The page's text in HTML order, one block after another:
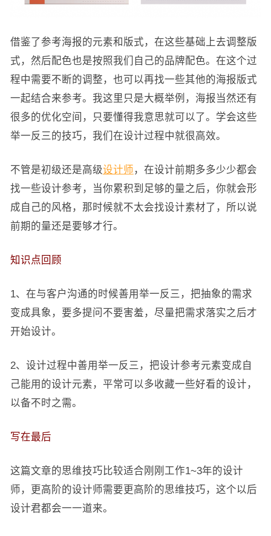
借鉴了参考海报的元素和版式，在这些基础上去调整版
式，然后配色也是按照我们自己的品牌配色。在这个过
程中需要不断的调整，也可以再找一些其他的海报版式
一起结合来参考。我这里只是大概举例，海报当然还有
很多的优化空间，只要懂得我意思就可以了。学会这些
举一反三的技巧，我们在设计过程中就很高效。
不管是初级还是高级设计师 ，在设计前期多多少少都会
找一些设计参考，当你累积到足够的量之后，你就会形
成自己的风格，那时候就不太会找设计素材了，所以说
前期的量还是要够才行。
知识点回顾
1、在与客户沟通的时候善用举一反三，把抽象的需求
变成具象，要多提问不要害羞，尽量把需求落实之后才
开始设计。
2、设计过程中善用举一反三，把设计参考元素变成自
己能用的设计元素，平常可以多收藏一些好看的设计，
以备不时之需。
写在最后
这篇文章的思维技巧比较适合刚刚工作1~3年的设计
师，更高阶的设计师需要更高阶的思维技巧，这个以后
设计君都会一一道来。